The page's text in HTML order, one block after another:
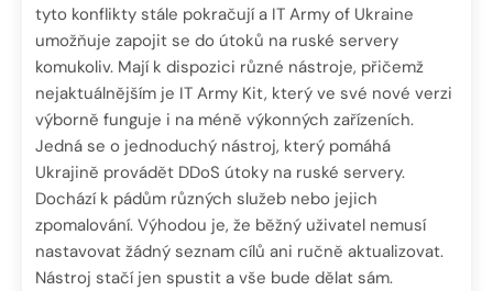
tyto konflikty stále pokračují a IT Army of Ukraine
umožňuje zapojit se do útoků na ruské servery
komukoliv. Mají k dispozici různé nástroje, přičemž
nejaktuálnějším je IT Army Kit, který ve své nové verzi
výborně funguje i na méně výkonných zařízeních.
Jedná se o jednoduchý nástroj, který pomáhá
Ukrajině provádět DDoS útoky na ruské servery.
Dochází k pádům různých služeb nebo jejich
zpomalování. Výhodou je, že běžný uživatel nemusí
nastavovat žádný seznam cílů ani ručně aktualizovat.
Nástroj stačí jen spustit a vše bude dělat sám.